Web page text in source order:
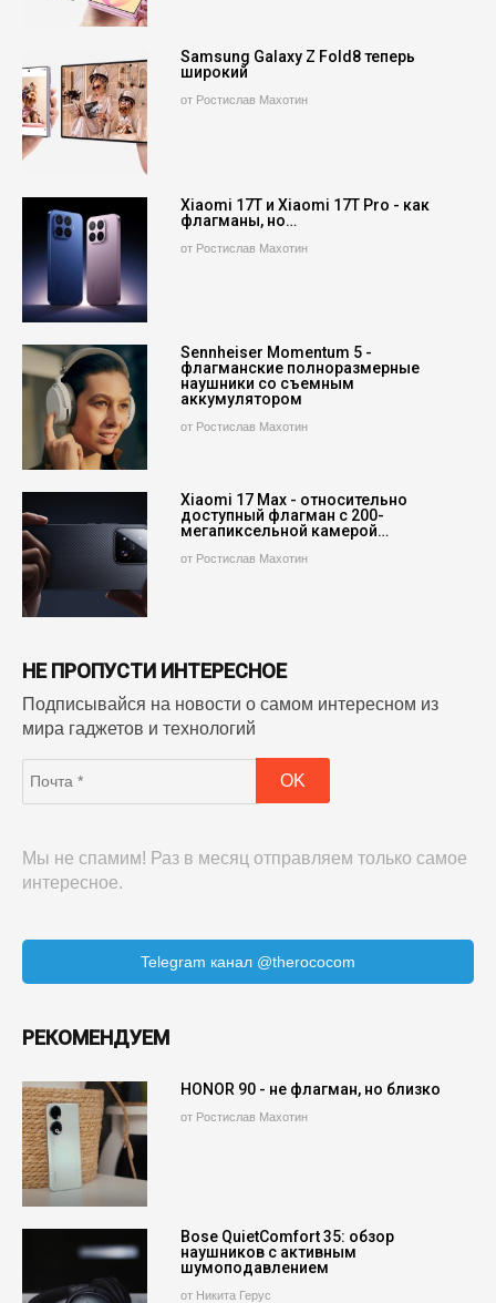
Samsung Galaxy Z Fold8 теперь
широкий
от Ростислав Махотин
Xiaomi 17T и Xiaomi 17T Pro - как
флагманы, но…
от Ростислав Махотин
Sennheiser Momentum 5 -
флагманские полноразмерные
наушники со съемным
аккумулятором
от Ростислав Махотин
Xiaomi 17 Max - относительно
доступный флагман с 200-
мегапиксельной камерой…
от Ростислав Махотин
НЕ ПРОПУСТИ ИНТЕРЕСНОЕ
Подписывайся на новости о самом интересном из
мира гаджетов и технологий
Мы не спамим! Раз в месяц отправляем только самое
интересное.
Telegram канал @therococom
РЕКОМЕНДУЕМ
HONOR 90 - не флагман, но близко
от Ростислав Махотин
Bose QuietComfort 35: обзор
наушников с активным
шумоподавлением
от Никита Герус